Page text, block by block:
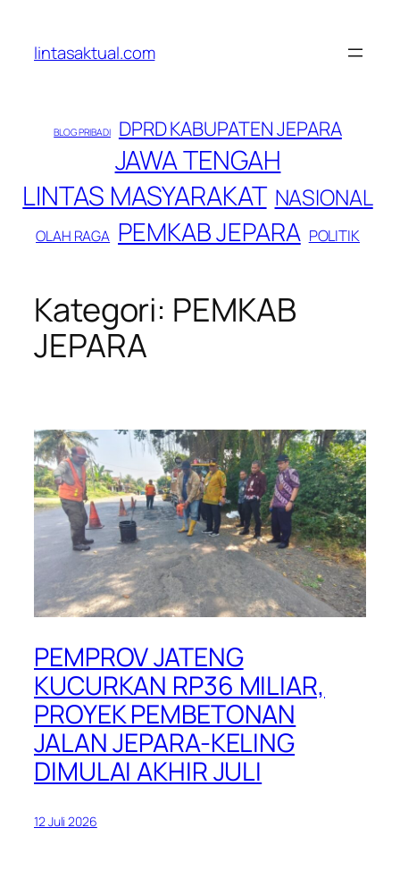
konten
lintasaktual.com
BLOG PRIBADI DPRD KABUPATEN JEPARA
JAWA TENGAH
LINTAS MASYARAKAT NASIONAL
OLAH RAGA PEMKAB JEPARA POLITIK
Kategori: PEMKAB
JEPARA
PEMPROV JATENG
KUCURKAN RP36 MILIAR,
PROYEK PEMBETONAN
JALAN JEPARA-KELING
DIMULAI AKHIR JULI
12 Juli 2026